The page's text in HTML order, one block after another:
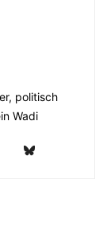
politisch
Wadi